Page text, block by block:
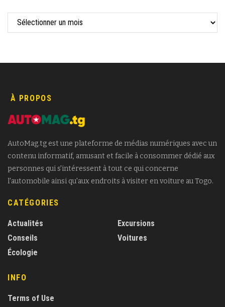
À PROPOS
AutoMag.tg est une plateforme de médias numériques avec un
contenu informatif, amusant et facile à consommer dédié aux
personnes qui s'intéressent à tout ce qui concerne
l'automobile ainsi qu'aux endroits à visiter en voiture au Togo.
CATÉGORIES
Actualités
Conseils
Écologie
Excursions
Voitures
INFO
Terms of Use